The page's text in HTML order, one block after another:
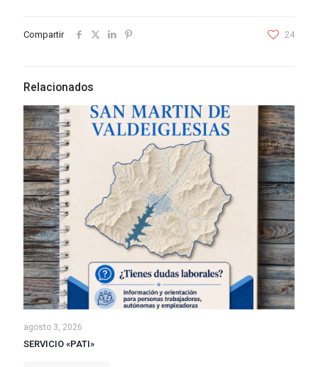
Compartir 24
Relacionados
agosto 3, 2026
SERVICIO «PATI»